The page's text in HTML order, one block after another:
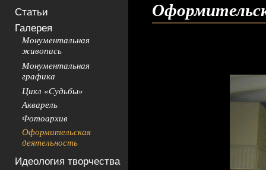
Статьи
Галерея
Монументальная
живопись
Монументальная
графика
Цикл «Судьбы»
Акварель
Фотоархив
Оформительская
деятельность
Идеология творчества